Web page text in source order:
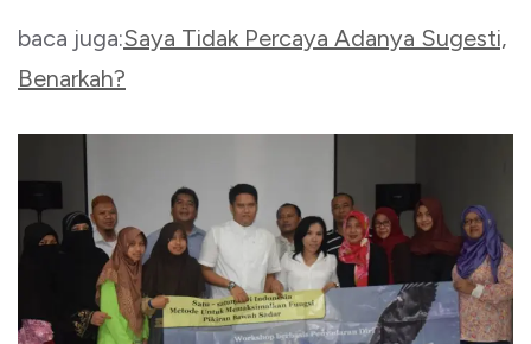
baca juga:Saya Tidak Percaya Adanya Sugesti,
Benarkah?